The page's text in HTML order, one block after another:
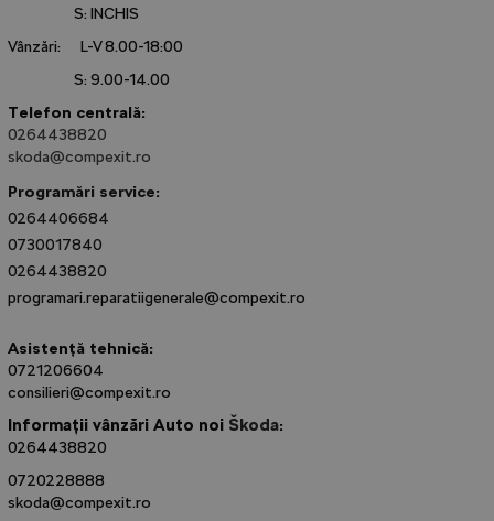
S: INCHIS
Vânzări: L-V 8.00-18:00
S: 9.00-14.00
Telefon centrală:
0264438820
skoda@compexit.ro
Programări service:
0264406684
0730017840
0264438820
programari.reparatiigenerale@compexit.ro
Asistență tehnică:
0721206604
consilieri@compexit.ro
Informații vânzări Auto noi Škoda:
0264438820
0720228888
skoda@compexit.ro